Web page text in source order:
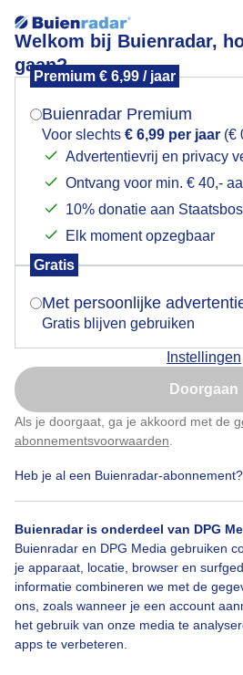
Welkom bij Buienradar,
gaan?
Premium € 6,99 / jaar
Buienradar Premium
Voor slechts € 6,99 per jaar (€
Advertentievrij en privacy
Ontvang voor min. € 40,-
10% donatie aan
Elk moment opzegbaar
Gratis
Met persoonlijke
Gratis blijven gebruiken
Instellingen
Doorgaan
Als je doorgaat, ga je akkoord met de
abonnementsvoorwaarden
Heb je al een Buienradar-abonnement?
Buienradar is onderdeel van DPG
Buienradar en DPG Media gebruiken
je apparaat, locatie, browser en
informatie combineren we met de
ons, zoals wanneer je een account
het gebruik van onze media te
apps te verbeteren.
Varen op de Maasplassen, grijze
Door: Roos Vaessen Gemaakt: 10-05-
Maasplassen Lente Wolken
Bekijk slideshow
Mogen we je locatie
Indien je hier nog geen
verschijnt er zo een pop-up
Is goed, toon
Nu niet,
Klik hierom dit aan